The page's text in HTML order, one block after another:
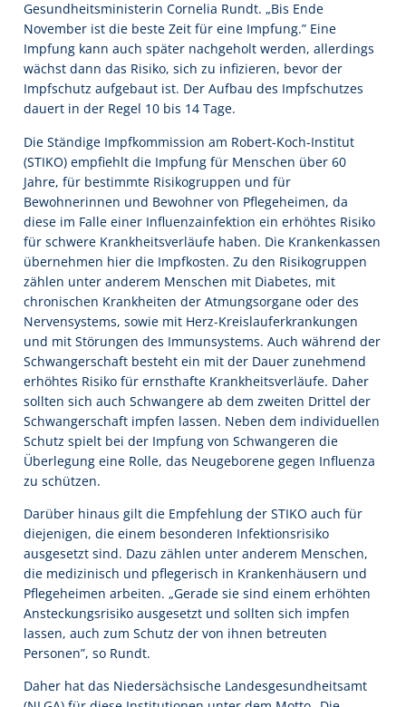
Gesundheitsministerin Cornelia Rundt. „Bis Ende
November ist die beste Zeit für eine Impfung.” Eine
Impfung kann auch später nachgeholt werden, allerdings
wächst dann das Risiko, sich zu infizieren, bevor der
Impfschutz aufgebaut ist. Der Aufbau des Impfschutzes
dauert in der Regel 10 bis 14 Tage.
Die Ständige Impfkommission am Robert-Koch-Institut
(STIKO) empfiehlt die Impfung für Menschen über 60
Jahre, für bestimmte Risikogruppen und für
Bewohnerinnen und Bewohner von Pflegeheimen, da
diese im Falle einer Influenzainfektion ein erhöhtes Risiko
für schwere Krankheitsverläufe haben. Die Krankenkassen
übernehmen hier die Impfkosten. Zu den Risikogruppen
zählen unter anderem Menschen mit Diabetes, mit
chronischen Krankheiten der Atmungsorgane oder des
Nervensystems, sowie mit Herz-Kreislauferkrankungen
und mit Störungen des Immunsystems. Auch während der
Schwangerschaft besteht ein mit der Dauer zunehmend
erhöhtes Risiko für ernsthafte Krankheitsverläufe. Daher
sollten sich auch Schwangere ab dem zweiten Drittel der
Schwangerschaft impfen lassen. Neben dem individuellen
Schutz spielt bei der Impfung von Schwangeren die
Überlegung eine Rolle, das Neugeborene gegen Influenza
zu schützen.
Darüber hinaus gilt die Empfehlung der STIKO auch für
diejenigen, die einem besonderen Infektionsrisiko
ausgesetzt sind. Dazu zählen unter anderem Menschen,
die medizinisch und pflegerisch in Krankenhäusern und
Pflegeheimen arbeiten. „Gerade sie sind einem erhöhten
Ansteckungsrisiko ausgesetzt und sollten sich impfen
lassen, auch zum Schutz der von ihnen betreuten
Personen”, so Rundt.
Daher hat das Niedersächsische Landesgesundheitsamt